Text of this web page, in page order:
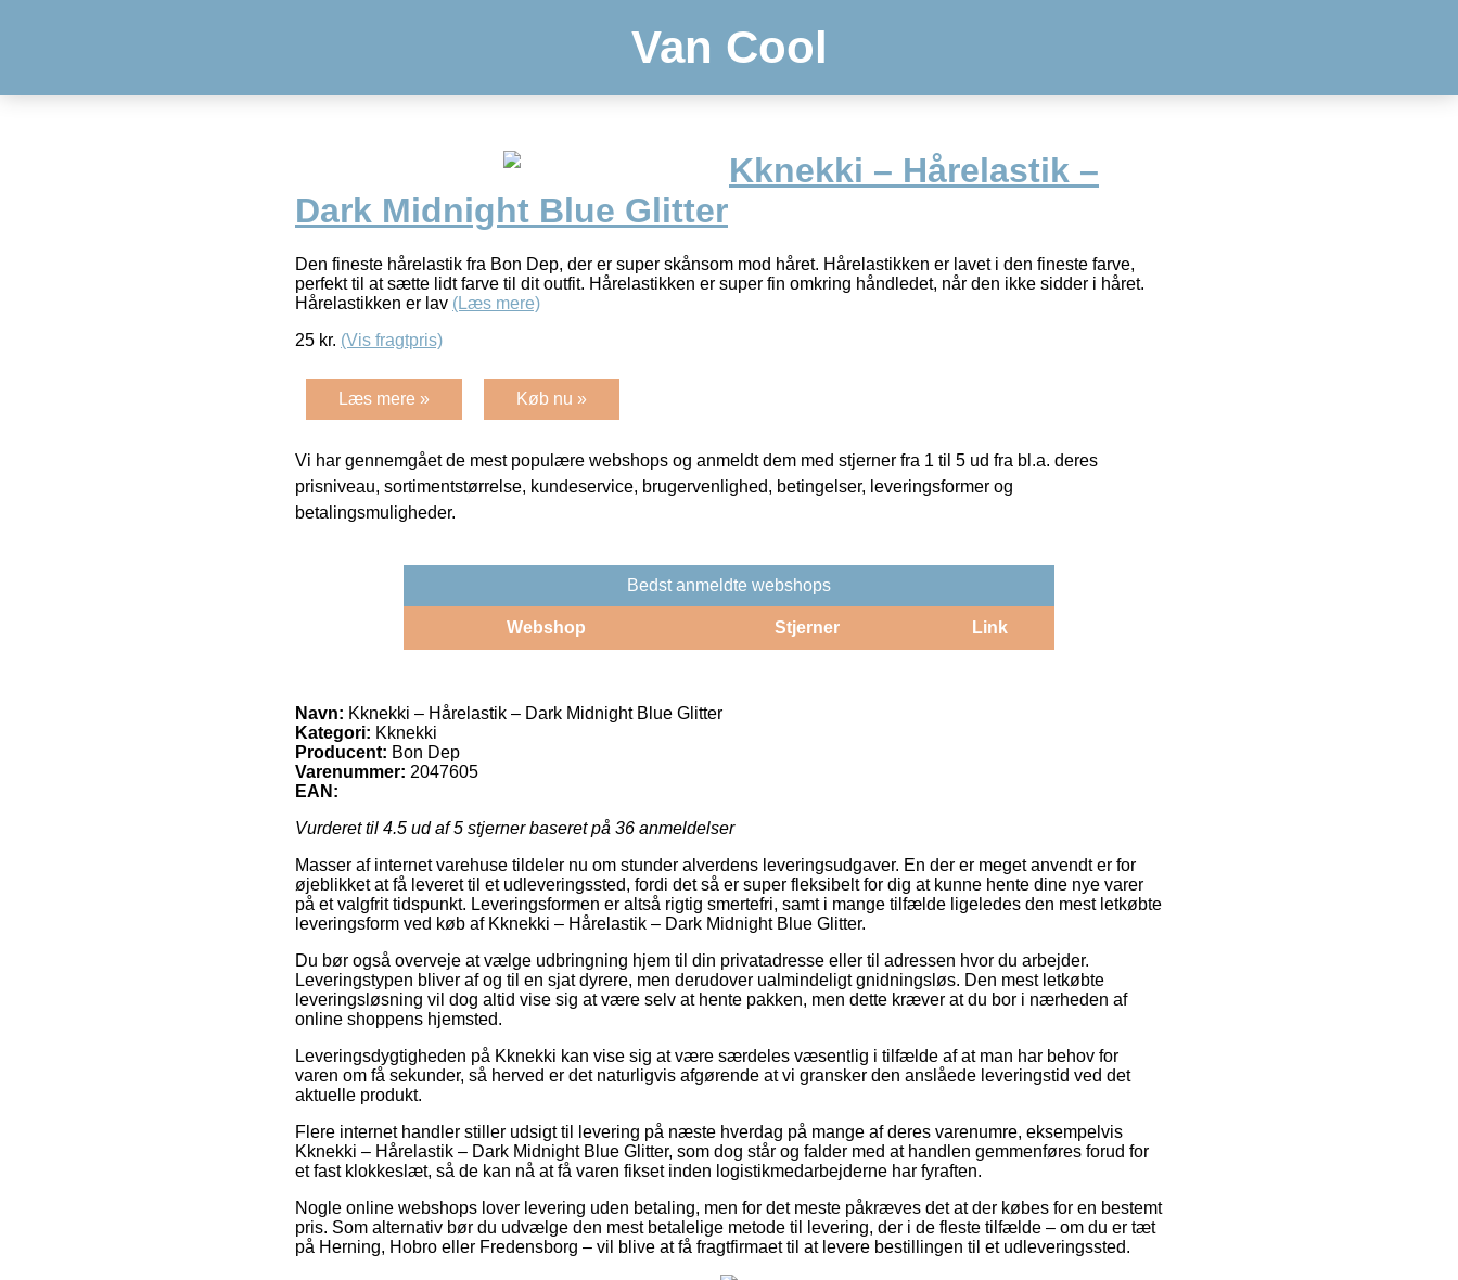
Van Cool
Kknekki – Hårelastik –
Dark Midnight Blue Glitter
Den fineste hårelastik fra Bon Dep, der er super skånsom mod håret. Hårelastikken er lavet i den fineste farve,
perfekt til at sætte lidt farve til dit outfit. Hårelastikken er super fin omkring håndledet, når den ikke sidder i håret.
Hårelastikken er lav (Læs mere)
25 kr. (Vis fragtpris)
Læs mere » Køb nu »
Vi har gennemgået de mest populære webshops og anmeldt dem med stjerner fra 1 til 5 ud fra bl.a. deres
prisniveau, sortimentstørrelse, kundeservice, brugervenlighed, betingelser, leveringsformer og
betalingsmuligheder.
Bedst anmeldte webshops
Webshop Stjerner Link
Navn: Kknekki – Hårelastik – Dark Midnight Blue Glitter
Kategori: Kknekki
Producent: Bon Dep
Varenummer: 2047605
EAN:
Vurderet til 4.5 ud af 5 stjerner baseret på 36 anmeldelser
Masser af internet varehuse tildeler nu om stunder alverdens leveringsudgaver. En der er meget anvendt er for
øjeblikket at få leveret til et udleveringssted, fordi det så er super fleksibelt for dig at kunne hente dine nye varer
på et valgfrit tidspunkt. Leveringsformen er altså rigtig smertefri, samt i mange tilfælde ligeledes den mest letkøbte
leveringsform ved køb af Kknekki – Hårelastik – Dark Midnight Blue Glitter.
Du bør også overveje at vælge udbringning hjem til din privatadresse eller til adressen hvor du arbejder.
Leveringstypen bliver af og til en sjat dyrere, men derudover ualmindeligt gnidningsløs. Den mest letkøbte
leveringsløsning vil dog altid vise sig at være selv at hente pakken, men dette kræver at du bor i nærheden af
online shoppens hjemsted.
Leveringsdygtigheden på Kknekki kan vise sig at være særdeles væsentlig i tilfælde af at man har behov for
varen om få sekunder, så herved er det naturligvis afgørende at vi gransker den anslåede leveringstid ved det
aktuelle produkt.
Flere internet handler stiller udsigt til levering på næste hverdag på mange af deres varenumre, eksempelvis
Kknekki – Hårelastik – Dark Midnight Blue Glitter, som dog står og falder med at handlen gemmenføres forud for
et fast klokkeslæt, så de kan nå at få varen fikset inden logistikmedarbejderne har fyraften.
Nogle online webshops lover levering uden betaling, men for det meste påkræves det at der købes for en bestemt
pris. Som alternativ bør du udvælge den mest betalelige metode til levering, der i de fleste tilfælde – om du er tæt
på Herning, Hobro eller Fredensborg – vil blive at få fragtfirmaet til at levere bestillingen til et udleveringssted.